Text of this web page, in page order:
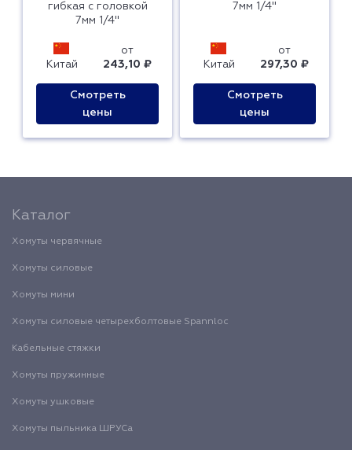
гибкая с головкой
7мм 1/4"
Китай
от
243,10 ₽
Смотреть
цены
7мм 1/4"
Китай
от
297,30 ₽
Смотреть
цены
Каталог
Хомуты червячные
Хомуты силовые
Хомуты мини
Хомуты силовые четырехболтовые Spannloc
Кабельные стяжки
Хомуты пружинные
Хомуты ушковые
Хомуты пыльника ШРУСа